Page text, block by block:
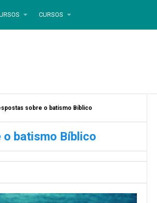
CURSOS
sobre o batismo Bíblico
batismo Bíblico